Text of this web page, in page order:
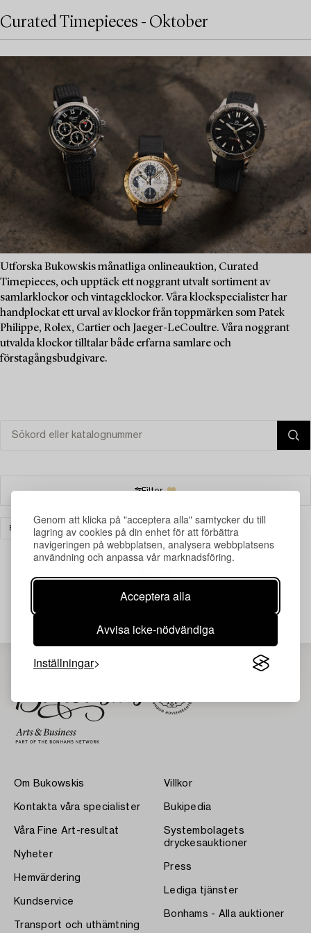
Genom att klicka på "acceptera alla" samtycker du till
lagring av cookies på din enhet för att förbättra
navigeringen på webbplatsen, analysera webbplatsens
användning och anpassa vår marknadsföring.
Acceptera alla
Avvisa icke-nödvändiga
Inställningar
Curated Timepieces - Oktober
Utforska Bukowskis månatliga onlineauktion, Curated
Timepieces, och upptäck ett noggrant utvalt sortiment av
samlarklockor och vintageklockor. Våra klockspecialister har
handplockat ett urval av klockor från toppmärken som Patek
Philippe, Rolex, Cartier och Jaeger-LeCoultre. Våra noggrant
utvalda klockor tilltalar både erfarna samlare och
förstagångsbudgivare.
Filter
BÖCKER & HANDSKRIFTER RENSA ALLA
Din sökning gav ingen träff just nu.
Om Bukowskis
Kontakta våra specialister
Våra Fine Art-resultat
Nyheter
Hemvärdering
Kundservice
Transport och uthämtning
Villkor
Bukipedia
Systembolagets
dryckesauktioner
Press
Lediga tjänster
Bonhams - Alla auktioner